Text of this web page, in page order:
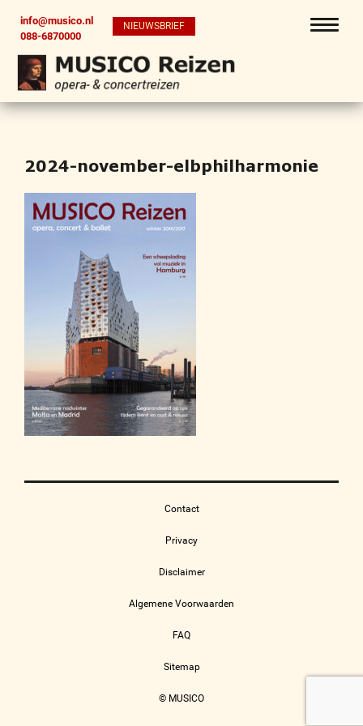
info@musico.nl
088-6870000
NIEUWSBRIEF
2024-november-elbphilharmonie
Contact
Privacy
Disclaimer
Algemene Voorwaarden
FAQ
Sitemap
© MUSICO